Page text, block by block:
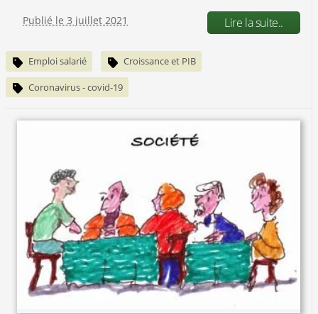
Publié le 3 juillet 2021 Lire la suite..
Emploi salarié Croissance et PIB
Coronavirus - covid-19